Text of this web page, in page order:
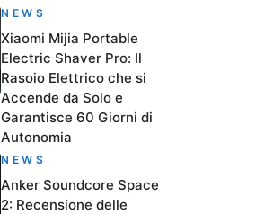
NEWS
Xiaomi Mijia Portable
Electric Shaver Pro: Il
Rasoio Elettrico che si
Accende da Solo e
Garantisce 60 Giorni di
Autonomia
NEWS
Anker Soundcore Space
2: Recensione delle